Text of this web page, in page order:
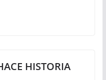
HISTORIA